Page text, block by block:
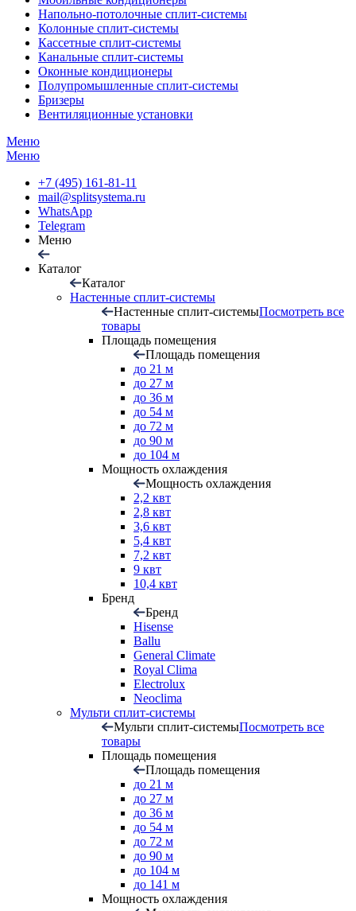
Напольно-потолоч​ные ​сплит-системы
Колонные ​​сплит-системы
Кассетные сплит-системы
Канальные сплит-системы
Оконные кондиционеры
Полупромышленные сплит-системы
Бризеры
Вентиляционные установки
Меню
Меню
+7 (495) 161-81-11
mail@splitsystema.ru
WhatsApp
Telegram
Меню
Каталог
Каталог
Настенные сплит-системы
Настенные сплит-системыПосмотреть все
товары
Площадь помещения
Площадь помещения
до 21 м
до 27 м
до 36 м
до 54 м
до 72 м
до 90 м
до 104 м
Мощность охлаждения
Мощность охлаждения
2,2 квт
2,8 квт
3,6 квт
5,4 квт
7,2 квт
9 квт
10,4 квт
Бренд
Бренд
Hisense
Ballu
General Climate
Royal Clima
Electrolux
Neoclima
Мульти сплит-системы
Мульти сплит-системыПосмотреть все
товары
Площадь помещения
Площадь помещения
до 21 м
до 27 м
до 36 м
до 54 м
до 72 м
до 90 м
до 104 м
до 141 м
Мощность охлаждения